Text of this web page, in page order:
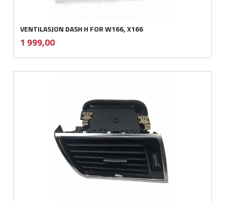
VENTILASJON DASH H FOR W166, X166
Pris
1 999,00mva.